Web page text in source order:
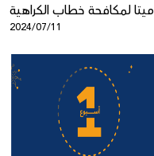
ميتا لمكافحة خطاب الكراهية
2024/07/11